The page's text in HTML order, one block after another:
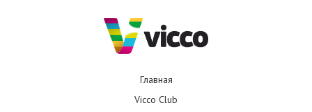
Главная
Vicco Club